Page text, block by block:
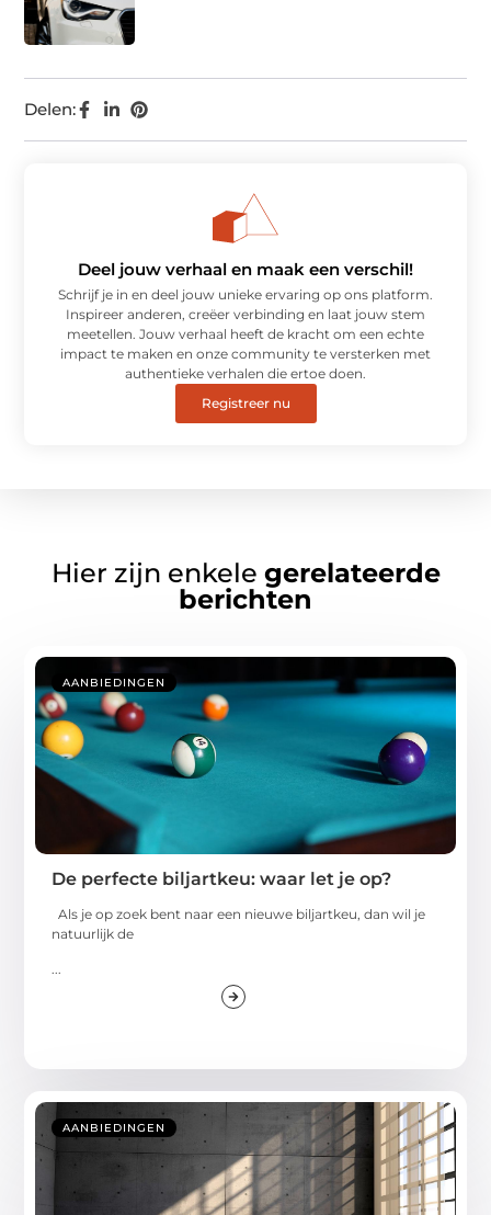
Delen:
Deel jouw verhaal en maak een verschil!
Schrijf je in en deel jouw unieke ervaring op ons platform.
Inspireer anderen, creëer verbinding en laat jouw stem
meetellen. Jouw verhaal heeft de kracht om een echte
impact te maken en onze community te versterken met
authentieke verhalen die ertoe doen.
Registreer nu
Hier zijn enkele gerelateerde
berichten
AANBIEDINGEN
De perfecte biljartkeu: waar let je op?
Als je op zoek bent naar een nieuwe biljartkeu, dan wil je
natuurlijk de
...
AANBIEDINGEN